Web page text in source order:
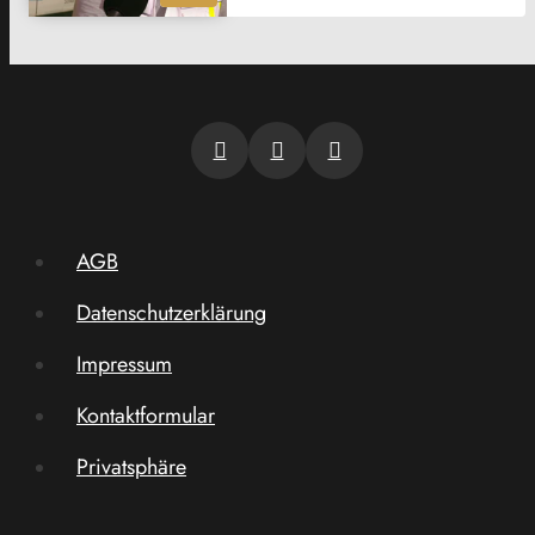
AGB
Datenschutzerklärung
Impressum
Kontaktformular
Privatsphäre